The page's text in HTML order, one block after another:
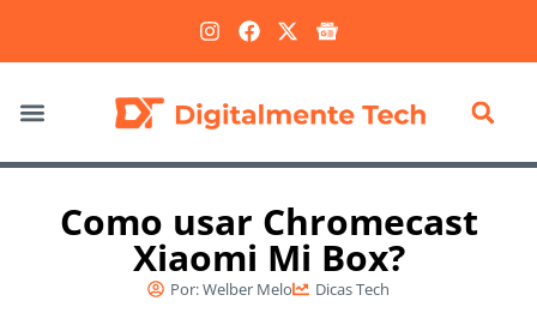
Como usar Chromecast
Xiaomi Mi Box?
Por:Welber Melo Dicas Tech